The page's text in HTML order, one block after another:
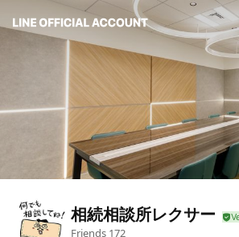
相続相談所レクサー
Friends 172